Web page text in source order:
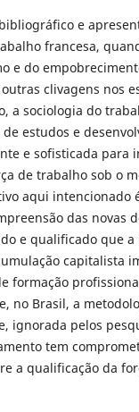
e
francesa,
e do
clivagens nos
a sociologia do
estudos e
e sofisticada para
de trabalho sob o
aqui intencionado
das novas
e qualificado que a
capitalista
formação
no Brasil, a
ignorada pelos
tem
a qualificação da